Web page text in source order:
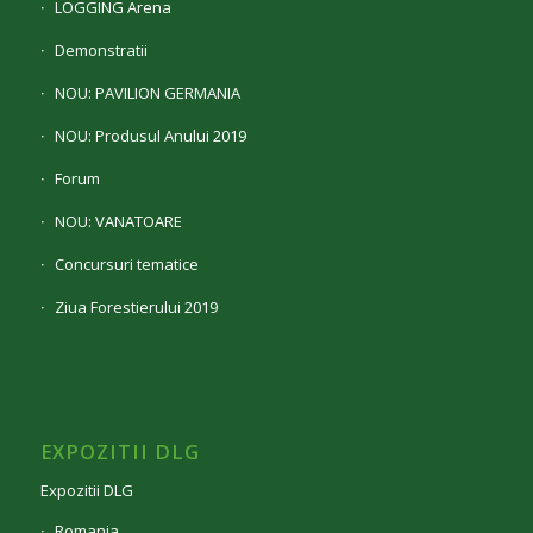
LOGGING Arena
Demonstratii
NOU: PAVILION GERMANIA
NOU: Produsul Anului 2019
Forum
NOU: VANATOARE
Concursuri tematice
Ziua Forestierului 2019
EXPOZITII DLG
Expozitii DLG